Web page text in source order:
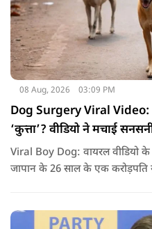
08 Aug, 2026 03:09 PM
Dog Surgery Viral Video:
‘कुत्ता’? वीडियो ने मचाई
Viral Boy Dog: वायरल वीडियो के
जापान के 26 साल के एक
करवाईं और अब वह कुत्ते की तरह